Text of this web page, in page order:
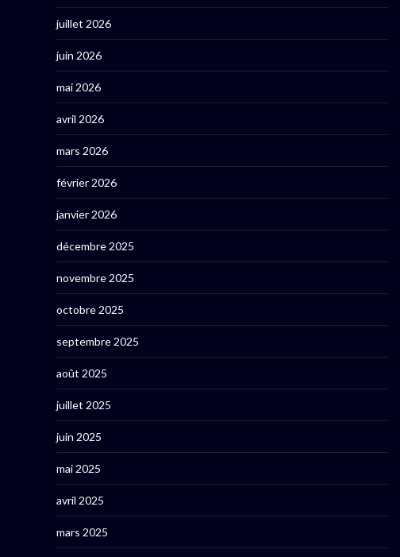
juillet 2026
juin 2026
mai 2026
avril 2026
mars 2026
février 2026
janvier 2026
décembre 2025
novembre 2025
octobre 2025
septembre 2025
août 2025
juillet 2025
juin 2025
mai 2025
avril 2025
mars 2025